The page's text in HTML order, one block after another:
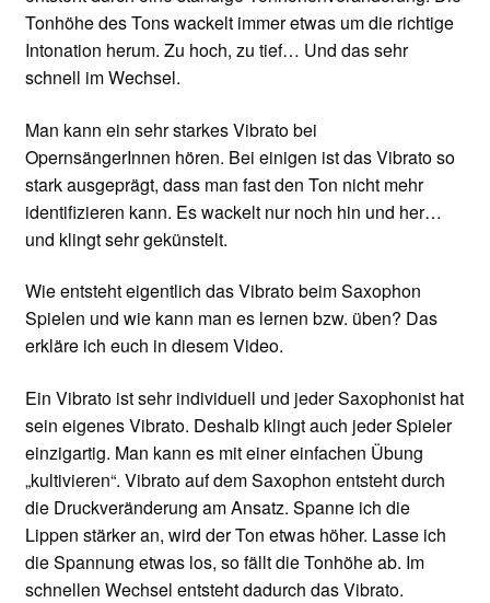
Tonhöhe des Tons wackelt immer etwas um die richtige
Intonation herum. Zu hoch, zu tief… Und das sehr
schnell im Wechsel.
Man kann ein sehr starkes Vibrato bei
OpernsängerInnen hören. Bei einigen ist das Vibrato so
stark ausgeprägt, dass man fast den Ton nicht mehr
identifizieren kann. Es wackelt nur noch hin und her…
und klingt sehr gekünstelt.
Wie entsteht eigentlich das Vibrato beim Saxophon
Spielen und wie kann man es lernen bzw. üben? Das
erkläre ich euch in diesem Video.
Ein Vibrato ist sehr individuell und jeder Saxophonist hat
sein eigenes Vibrato. Deshalb klingt auch jeder Spieler
einzigartig. Man kann es mit einer einfachen Übung
„kultivieren“. Vibrato auf dem Saxophon entsteht durch
die Druckveränderung am Ansatz. Spanne ich die
Lippen stärker an, wird der Ton etwas höher. Lasse ich
die Spannung etwas los, so fällt die Tonhöhe ab. Im
schnellen Wechsel entsteht dadurch das Vibrato.